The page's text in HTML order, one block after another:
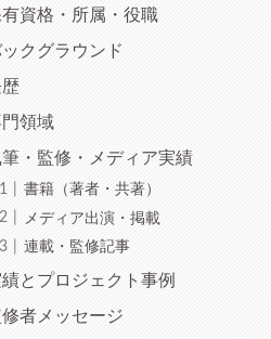
資格・所属・役職
クグラウンド
領域
・監修・メディア実績
書籍（著者・共著）
メディア出演・掲載
連載・監修記事
とプロジェクト事例
修者メッセージ